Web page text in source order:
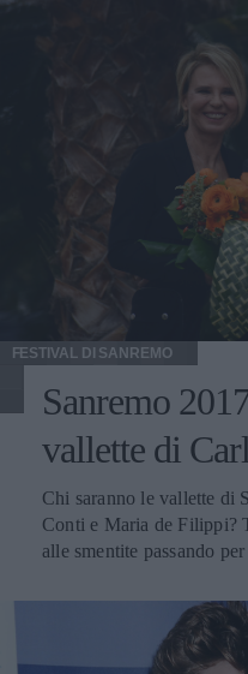
FESTIVAL DI SANREMO
Sanremo
vallette di
Chi saranno le vallette di
Conti e Maria de Filippi?
alle smentite passando